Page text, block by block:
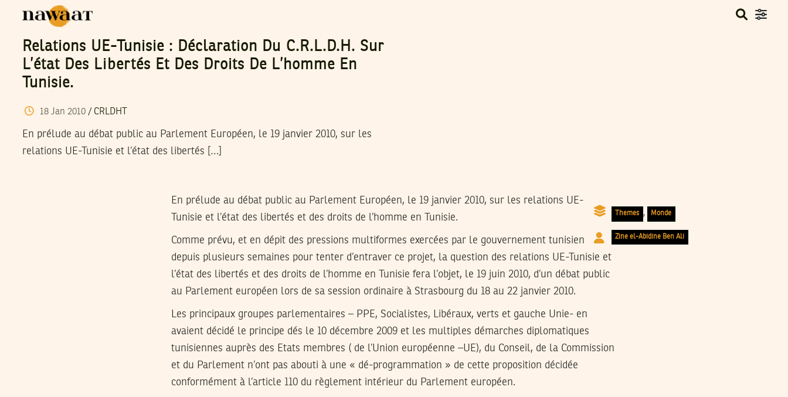
Relations UE-Tunisie : Déclaration Du C.R.L.D.H. Sur
L’état Des Libertés Et Des Droits De L’homme En
Tunisie.
18 Jan 2010/ CRLDHT
En prélude au débat public au Parlement Européen, le 19 janvier 2010, sur les
relations UE-Tunisie et l’état des libertés […]
Themes , Monde
Zine el-Abidine Ben Ali
En prélude au débat public au Parlement Européen, le 19 janvier 2010, sur les relations UE-
Tunisie et l’état des libertés et des droits de l’homme en Tunisie.
Comme prévu, et en dépit des pressions multiformes exercées par le gouvernement tunisien
depuis plusieurs semaines pour tenter d’entraver ce projet, la question des relations UE-Tunisie et
l’état des libertés et des droits de l’homme en Tunisie fera l’objet, le 19 juin 2010, d’un débat public
au Parlement européen lors de sa session ordinaire à Strasbourg du 18 au 22 janvier 2010.
Les principaux groupes parlementaires – PPE, Socialistes, Libéraux, verts et gauche Unie- en
avaient décidé le principe dés le 10 décembre 2009 et les multiples démarches diplomatiques
tunisiennes auprès des Etats membres ( de l’Union européenne –UE), du Conseil, de la Commission
et du Parlement n’ont pas abouti à une « dé-programmation » de cette proposition décidée
conformément à l’article 110 du règlement intérieur du Parlement européen.